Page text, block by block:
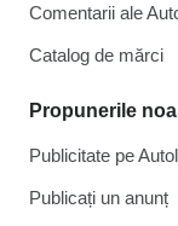
Comentarii ale
Catalog de mărcі
Propunerile
Publicitate pe
Publicați un anunț